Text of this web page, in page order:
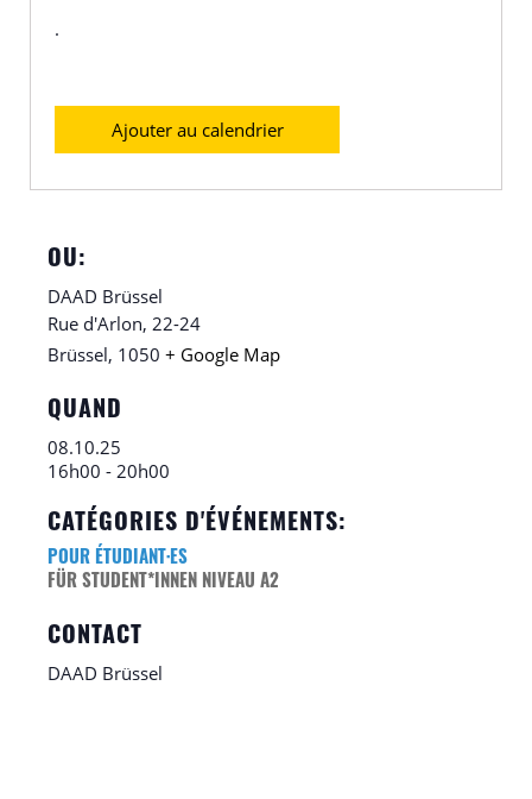
.
Ajouter au calendrier
OU:
DAAD Brüssel
Rue d'Arlon, 22-24
Brüssel, 1050 + Google Map
QUAND
08.10.25
16h00 - 20h00
CATÉGORIES D'ÉVÉNEMENTS:
FÜR STUDENT*INNEN NIVEAU A2
POUR ÉTUDIANT·ES
CONTACT
DAAD Brüssel